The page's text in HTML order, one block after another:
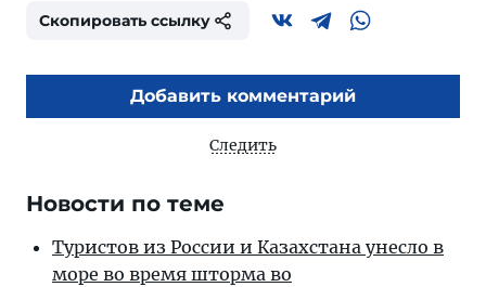
Скопировать ссылку
Добавить комментарий
Следить
Новости по теме
Туристов из России и Казахстана унесло в
море во время шторма во